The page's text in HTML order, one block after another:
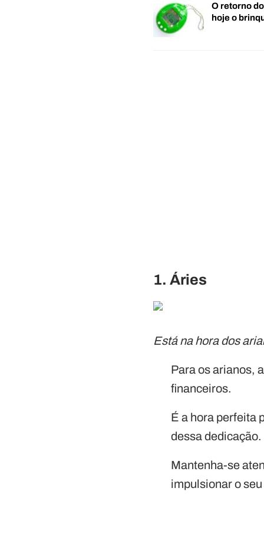
O retorno
hoje o
1. Áries
Está na hora dos
Para os arianos,
financeiros.
É a hora perfeita
dessa dedicação.
Mantenha-se
impulsionar o